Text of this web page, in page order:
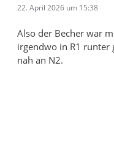
22. April 2026 um 15:38
Also der Becher war
irgendwo in R1 runter
nah an N2.